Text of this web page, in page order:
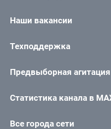
Наши вакансии
Техподдержка
Предвыборная агитация
Статистика канала в
Все города сети